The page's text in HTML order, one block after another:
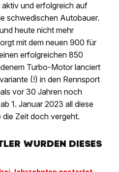
und erfolgreich auf
schwedischen Autobauer.
heute nicht mehr
mit dem neuen 900 für
erfolgreichen 850
Turbo-Motor lanciert
(!) in den Rennsport
vor 30 Jahren noch
1. Januar 2023 all diese
die Zeit doch vergeht.
WURDEN DIESES